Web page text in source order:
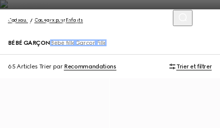
Cadeaux Cadeaux pour Enfants
BÉBÉ GARÇON Bébé fille Garçon Fille
65 Articles Trier par Recommandations Trier et filtrer